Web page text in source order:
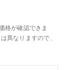
格が確認できま
異なりますので、